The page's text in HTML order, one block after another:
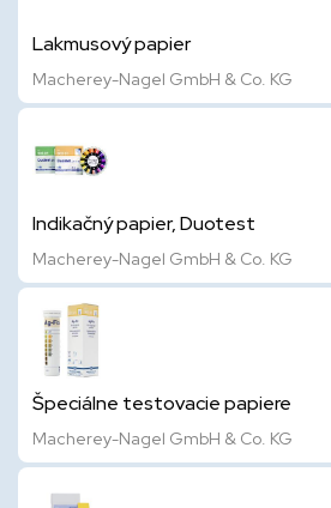
Lakmusový papier
Macherey-Nagel GmbH & Co. KG
Indikačný papier, Duotest
Macherey-Nagel GmbH & Co. KG
Špeciálne testovacie papiere
Macherey-Nagel GmbH & Co. KG